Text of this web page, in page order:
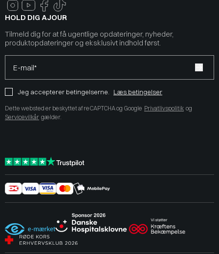
HOLD DIG AJOUR
Tilmeld dig for at få ugentlige opdateringer, nyheder,
produktopdateringer og eksklusivt indhold først.
E-mail*
Jeg accepterer betingelserne. Læs betingelser
Dette websted er beskyttet af reCAPTCHA og Google Privatlivspolitik og
Servicevilkår gælder.